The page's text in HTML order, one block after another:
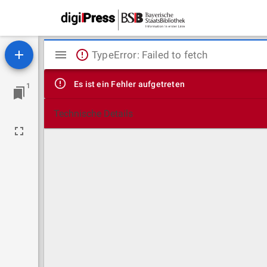
1
Mirador
Viewer
TypeError: Failed to fetch
Es ist ein Fehler aufgetreten
Technische Details